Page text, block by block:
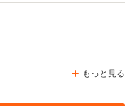
もっと見る